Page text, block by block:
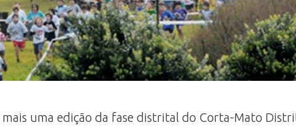
uma edição da fase distrital do Corta-Mato